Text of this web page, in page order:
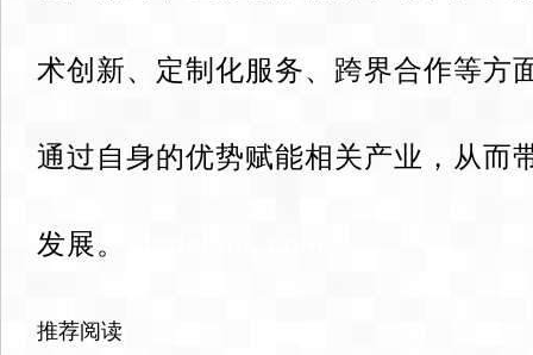
术创新、定制化服务、跨界合作等方
通过自身的优势赋能相关产业，从而
发展。
推荐阅读